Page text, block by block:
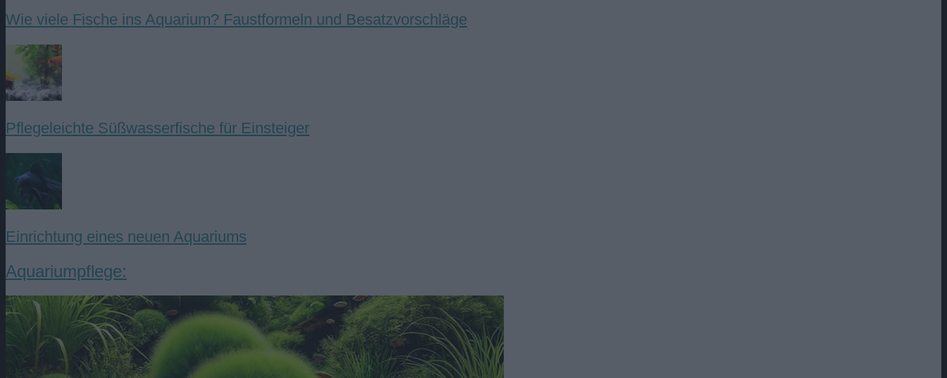
Wie viele Fische ins Aquarium? Faustformeln und Besatzvorschläge
Pflegeleichte Süßwasserfische für Einsteiger
Einrichtung eines neuen Aquariums
Aquariumpflege: